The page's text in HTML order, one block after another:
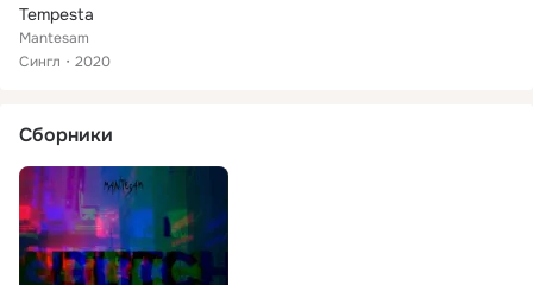
Tempesta
Mantesam
Сингл
2020
Сборники